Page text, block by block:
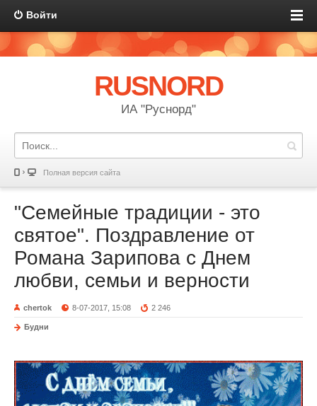
Войти
RUSNORD
ИА "Руснорд"
Полная версия сайта
"Семейные традиции - это
святое". Поздравление от
Романа Зарипова с Днем
любви, семьи и верности
chertok 8-07-2017, 15:08 2 246
Будни